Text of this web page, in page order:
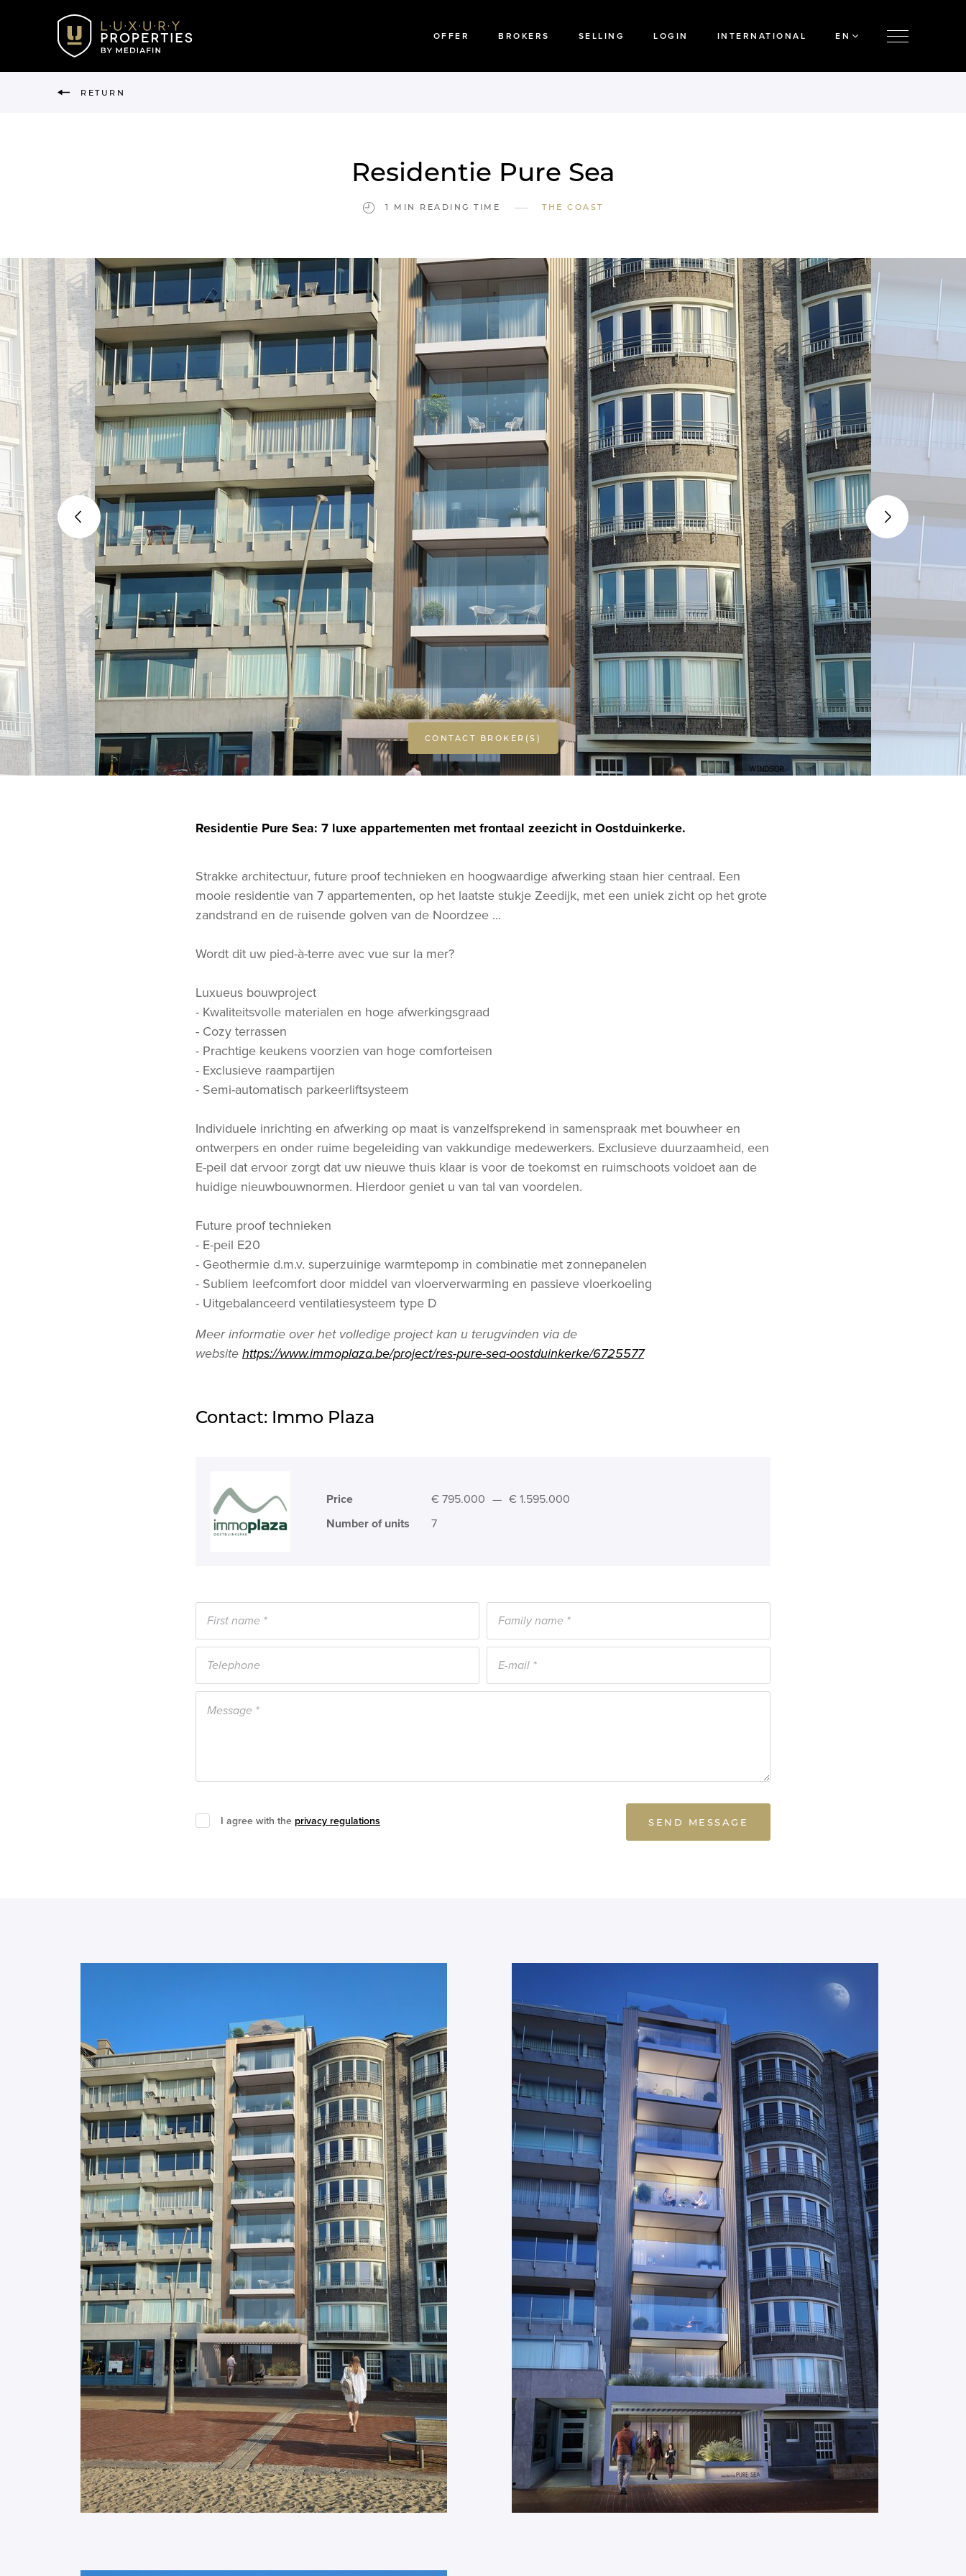
OFFER BROKERS SELLING LOGIN INTERNATIONAL EN
RETURN
Residentie Pure Sea
1 MIN READING TIME — THE COAST
CONTACT BROKER(S)
Residentie Pure Sea: 7 luxe appartementen met frontaal zeezicht in Oostduinkerke.
Strakke architectuur, future proof technieken en hoogwaardige afwerking staan hier centraal. Een
mooie residentie van 7 appartementen, op het laatste stukje Zeedijk, met een uniek zicht op het grote
zandstrand en de ruisende golven van de Noordzee ...
Wordt dit uw pied-à-terre avec vue sur la mer?
Luxueus bouwproject
- Kwaliteitsvolle materialen en hoge afwerkingsgraad
- Cozy terrassen
- Prachtige keukens voorzien van hoge comforteisen
- Exclusieve raampartijen
- Semi-automatisch parkeerliftsysteem
Individuele inrichting en afwerking op maat is vanzelfsprekend in samenspraak met bouwheer en
ontwerpers en onder ruime begeleiding van vakkundige medewerkers. Exclusieve duurzaamheid, een
E-peil dat ervoor zorgt dat uw nieuwe thuis klaar is voor de toekomst en ruimschoots voldoet aan de
huidige nieuwbouwnormen. Hierdoor geniet u van tal van voordelen.
Future proof technieken
- E-peil E20
- Geothermie d.m.v. superzuinige warmtepomp in combinatie met zonnepanelen
- Subliem leefcomfort door middel van vloerverwarming en passieve vloerkoeling
- Uitgebalanceerd ventilatiesysteem type D
Meer informatie over het volledige project kan u terugvinden via de
website https://www.immoplaza.be/project/res-pure-sea-oostduinkerke/6725577
Contact: Immo Plaza
Price € 795.000 — € 1.595.000
Number of units
7
I agree with the privacy regulations SEND MESSAGE